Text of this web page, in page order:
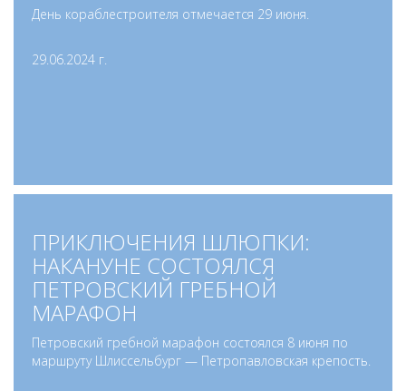
День кораблестроителя отмечается 29 июня.
29.06.2024 г.
ПРИКЛЮЧЕНИЯ ШЛЮПКИ:
НАКАНУНЕ СОСТОЯЛСЯ
ПЕТРОВСКИЙ ГРЕБНОЙ
МАРАФОН
Петровский гребной марафон состоялся 8 июня по
маршруту Шлиссельбург — Петропавловская крепость.